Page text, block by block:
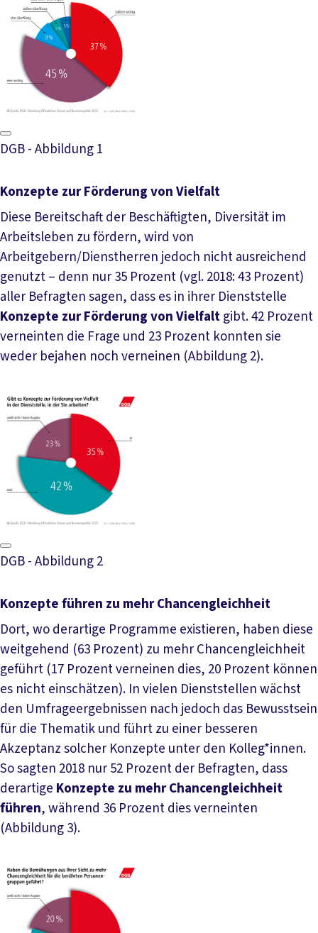
DGB - Abbildung 1
Konzepte zur Förderung von Vielfalt
Diese Bereitschaft der Beschäftigten, Diversität im
Arbeitsleben zu fördern, wird von
Arbeitgebern/Dienstherren jedoch nicht ausreichend
genutzt – denn nur 35 Prozent (vgl. 2018: 43 Prozent)
aller Befragten sagen, dass es in ihrer Dienststelle
Konzepte zur Förderung von Vielfaltgibt. 42 Prozent
verneinten die Frage und 23 Prozent konnten sie
weder bejahen noch verneinen (Abbildung 2).
DGB - Abbildung 2
Konzepte führen zu mehr Chancengleichheit
Dort, wo derartige Programme existieren, haben diese
weitgehend (63 Prozent) zu mehr Chancengleichheit
geführt (17 Prozent verneinen dies, 20 Prozent können
es nicht einschätzen). In vielen Dienststellen wächst
den Umfrageergebnissen nach jedoch das Bewusstsein
für die Thematik und führt zu einer besseren
Akzeptanz solcher Konzepte unter den Kolleg*innen.
So sagten 2018 nur 52 Prozent der Befragten, dass
derartige Konzepte zu mehr Chancengleichheit
führen, während 36 Prozent dies verneinten
(Abbildung 3).